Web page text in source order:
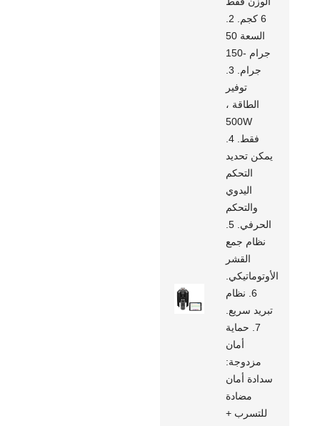
السعة 50
جرام -150
جرام. 3.
توفير
الطاقة ،
500W
فقط. 4.
يمكن تحديد
التحكم
اليدوي
والتحكم
الحرفي. 5.
نظام جمع
القشر
الأوتوماتيكي.
6. نظام
تبريد سريع.
7. حماية
أمان
مزدوجة:
سدادة أمان
مضادة
للتسرب +